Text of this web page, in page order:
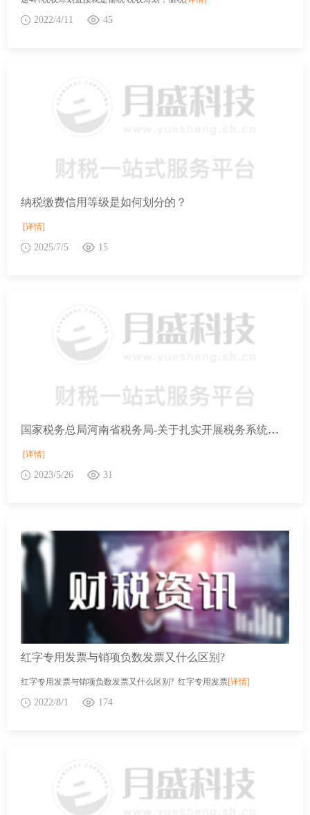
2022/4/11 45
纳税缴费信用等级是如何划分的？
[详情]
2025/7/5 15
国家税务总局河南省税务局-关于扎实开展税务系统主题教育推出“便民办税春风行动”第四批措施的通知
[详情]
2023/5/26 31
红字专用发票与销项负数发票又什么区别?
红字专用发票与销项负数发票又什么区别? 红字专用发票[详情]
2022/8/1 174